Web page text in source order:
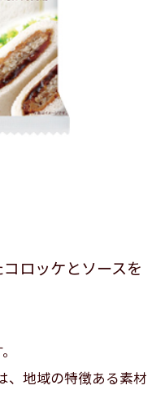
ロッケとソースを
、地域の特徴ある素材